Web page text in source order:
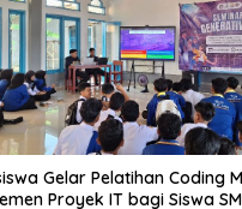
Gelar Pelatihan Coding
Proyek IT bagi Siswa